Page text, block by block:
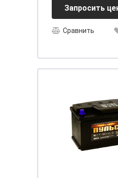
Запросить
Сравнить